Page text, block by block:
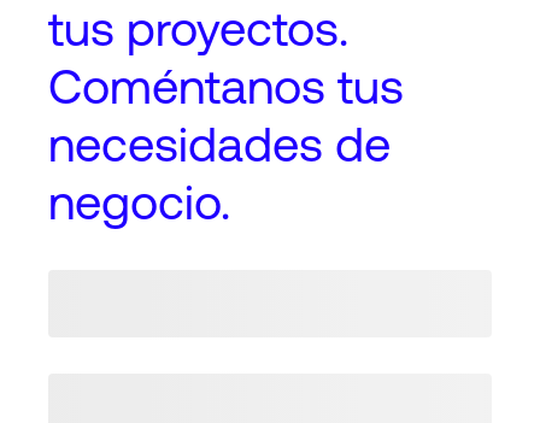
tus proyectos.
Coméntanos tus
necesidades de
negocio.